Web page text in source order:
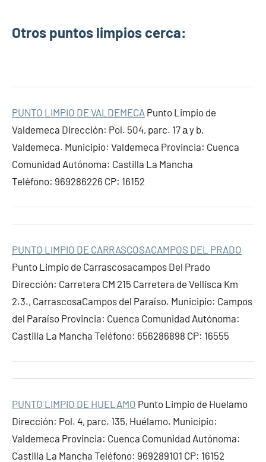
Otros puntos limpios cerca:
PUNTO LIMPIO DE VALDEMECA Punto Limpio de
Valdemeca Dirección: Pol. 504, parc. 17 а y b,
Valdemeca. Municipio: Valdemeca Provincia: Cuenca
Comunidad Autónoma: Castilla La Mancha
Teléfono: 969286226 CP: 16152
PUNTO LIMPIO DE CARRASCOSACAMPOS DEL PRADO
Punto Limpio de Carrascosacampos Del Prado
Dirección: Carretera CM 215 Carretera de Vellisca Km
2.3., CarrascosaCampos del Paraíso. Municipio: Campos
del Paraíso Provincia: Cuenca Comunidad Autónoma:
Castilla La Mancha Teléfono: 656286898 CP: 16555
PUNTO LIMPIO DE HUELAMO Punto Limpio de Huelamo
Dirección: Pol. 4, parc. 135, Huélamo. Municipio:
Valdemeca Provincia: Cuenca Comunidad Autónoma:
Castilla La Mancha Teléfono: 969289101 CP: 16152